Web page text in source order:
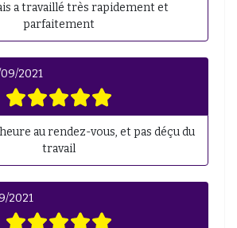
a travaillé très rapidement et
parfaitement
2021
au rendez-vous, et pas déçu du
travail
2021